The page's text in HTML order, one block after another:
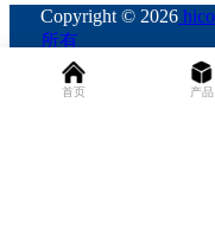
Copyright © 2026
所有
粤ICP备
查询 29 次，耗时
首页 产品